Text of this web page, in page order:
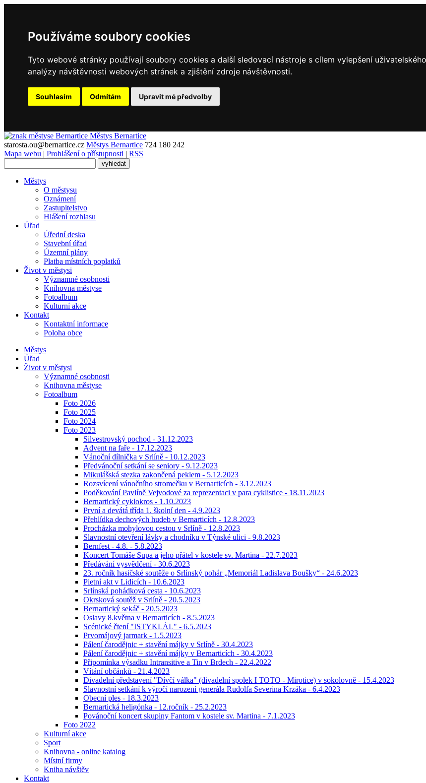
Používáme soubory cookies
Tyto webové stránky používají soubory cookies a další sledovací nástroje s cílem vylepšení
analýzy návštěvnosti webových stránek a zjištění zdroje návštěvnosti.
Souhlasím Odmítám Upravit mé předvolby
Městys Bernartice
starosta.ou@bernartice.cz Městys Bernartice 724 180 242
Mapa webu | Prohlášení o přístupnosti | RSS
Městys
O městysu
Oznámení
Zastupitelstvo
Hlášení rozhlasu
Úřad
Úřední deska
Stavební úřad
Územní plány
Platba místních poplatků
Život v městysi
Významné osobnosti
Knihovna městyse
Fotoalbum
Kulturní akce
Kontakt
Kontaktní informace
Poloha obce
Městys
Úřad
Život v městysi
Významné osobnosti
Knihovna městyse
Fotoalbum
Foto 2026
Foto 2025
Foto 2024
Foto 2023
Silvestrovský pochod - 31.12.2023
Advent na faře - 17.12.2023
Vánoční dílnička v Srlíně - 10.12.2023
Předvánoční setkání se seniory - 9.12.2023
Mikulášská stezka zakončená peklem - 5.12.2023
Rozsvícení vánočního stromečku v Bernarticích - 3.12.2023
Poděkování Pavlíně Vejvodové za reprezentaci v para cyklistice - 18.11.2023
Bernartický cyklokros - 1.10.2023
První a devátá třída 1. školní den - 4.9.2023
Přehlídka dechových hudeb v Bernarticích - 12.8.2023
Procházka mohylovou cestou v Srlíně - 12.8.2023
Slavnostní otevření lávky a chodníku v Týnské ulici - 9.8.2023
Bernfest - 4.8. - 5.8.2023
Koncert Tomáše Supa a jeho přátel v kostele sv. Martina - 22.7.2023
Předávání vysvědčení - 30.6.2023
23. ročník hasičské soutěže o Srlínský pohár „Memoriál Ladislava Boušky“ - 24.6.2023
Pietní akt v Lidicích - 10.6.2023
Srlínská pohádková cesta - 10.6.2023
Okrsková soutěž v Srlíně - 20.5.2023
Bernartický sekáč - 20.5.2023
Oslavy 8.května v Bernarticích - 8.5.2023
Scénické čtení "ISTYKLÁL" - 6.5.2023
Prvomájový jarmark - 1.5.2023
Pálení čarodějnic + stavění májky v Srlíně - 30.4.2023
Pálení čarodějnic + stavění májky v Bernarticích - 30.4.2023
Připomínka výsadku Intransitive a Tin v Brdech - 22.4.2022
Vítání občánků - 21.4.2023
Divadelní představení "Dívčí válka" (divadelní spolek I TOTO - Mirotice) v sokolovně - 15.4.2023
Slavnostní setkání k výročí narození generála Rudolfa Severina Krzáka - 6.4.2023
Obecní ples - 18.3.2023
Bernartická heligónka - 12.ročník - 25.2.2023
Povánoční koncert skupiny Fantom v kostele sv. Martina - 7.1.2023
Foto 2022
Kulturní akce
Sport
Knihovna - online katalog
Místní firmy
Kniha návštěv
Kontakt